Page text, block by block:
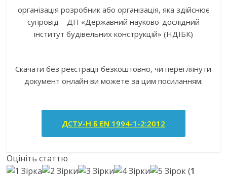
організація розробник або організація, яка здійснює
супровід – ДП «Державний науково-дослідний
інститут будівельних конструкцій» (НДІБК)
Скачати без реєстрації безкоштовно, чи переглянути
документ онлайн ви можете за цим посиланням:
ДСТУ-Н Б EN 1994-1-2:2012
Оцініть статтю
(1